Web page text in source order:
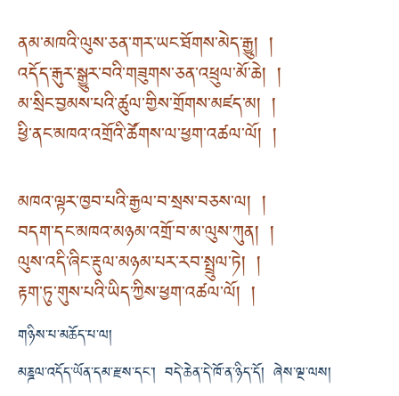
ནམ་མཁའི་ལུས་ཅན་གར་ཡང་ཐོགས་མེད་རྒྱུ། །
འདོད་རྒུར་སྒྱུར་བའི་གཟུགས་ཅན་འཕྲུལ་མོ་ཆེ། །
མ་སྲིང་བྱམས་པའི་ཚུལ་གྱིས་གྲོགས་མཛད་མ། །
ཕྱི་ནང་མཁའ་འགྲོའི་ཚོགས་ལ་ཕྱག་འཚལ་ལོ། །
མཁའ་ལྟར་ཁྱབ་པའི་རྒྱལ་བ་སྲས་བཅས་ལ། །
བདག་དང་མཁའ་མཉམ་འགྲོ་བ་མ་ལུས་ཀུན། །
ལུས་འདི་ཞིང་རྡུལ་མཉམ་པར་རབ་སྤྲུལ་ཏེ། །
རྟག་ཏུ་གུས་པའི་ཡིད་ཀྱིས་ཕྱག་འཚལ་ལོ། །
གཉིས་པ་མཆོད་པ་ལ།
མཎྜལ་འདོད་ཡོན་དམ་རྫས་དང་། བདེ་ཆེན་དེ་ཁོ་ན་ཉིད་དོ། ཞེས་ལྔ་ལས།